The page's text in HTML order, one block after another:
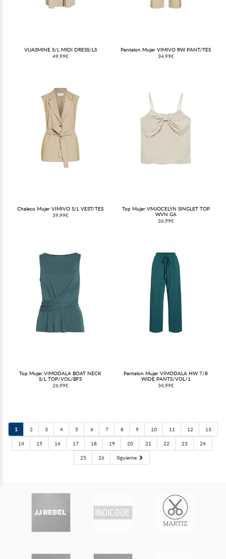
VIJASMINE S/L MIDI DRESS/LS
49,99€
Pantalon Mujer VIMIVO RW PANT/TES
34,99€
Chaleco Mujer VIMIVO S/L VEST/TES
39,99€
Top Mujer VMJOCELYN SINGLET TOP
WVN GA
36,99€
Top Mujer VIMODALA BOAT NECK
S/L TOP/VOL/BFS
26,99€
Pantalon Mujer VIMODALA HW 7/8
WIDE PANTS/VOL/1
34,99€
1 2 3 4 5 6 7 8 9 10 11 12
13
14
15 16 17 18 19 20 21 22 23
24
25
26 Siguiente